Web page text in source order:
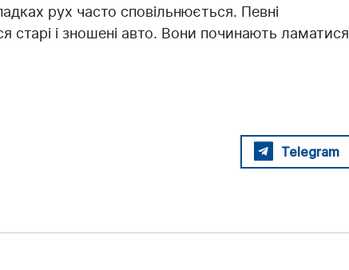
рух часто сповільнюється. Певні
старі і зношені авто. Вони починають ламатися
Telegram